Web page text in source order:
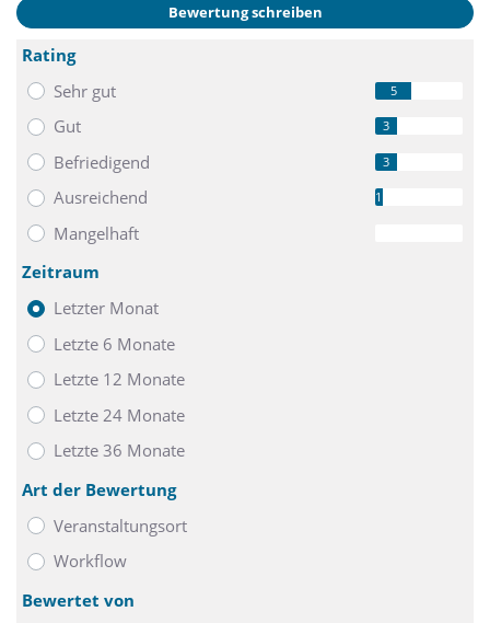
Bewertung schreiben
Rating
Sehr gut
5
Gut 3
Befriedigend 3
Ausreichend 1
Mangelhaft
Zeitraum
Letzter Monat
Letzte 6 Monate
Letzte 12 Monate
Letzte 24 Monate
Letzte 36 Monate
Art der Bewertung
Veranstaltungsort
Workflow
Bewertet von